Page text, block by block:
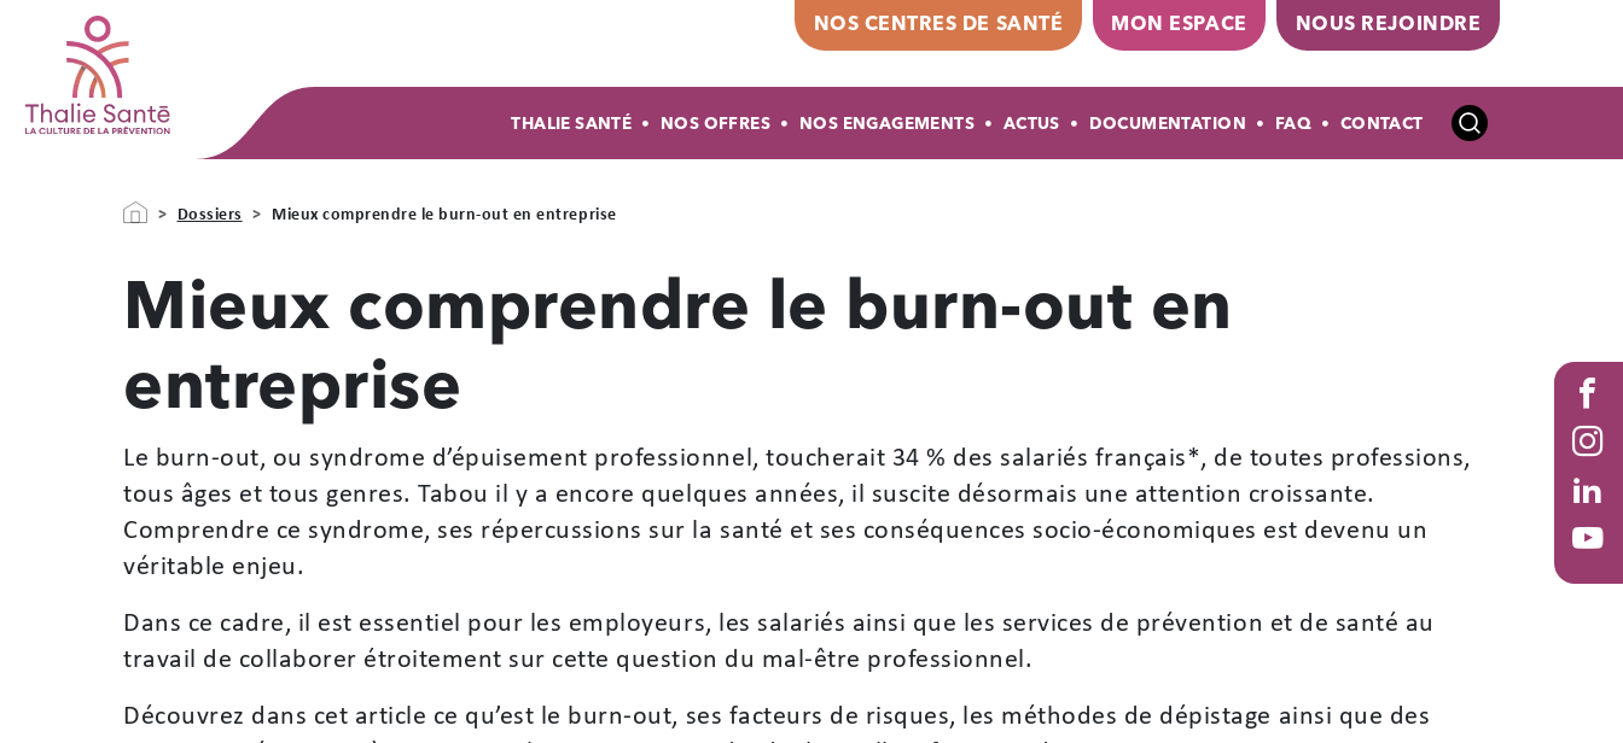
Aller au contenu principal Top header
NOS CENTRES DE SANTÉ MON ESPACE NOUS REJOINDRE
THALIE SANTÉ NOS OFFRES NOS ENGAGEMENTS ACTUS DOCUMENTATION FAQ CONTACT
Fil d'Ariane
Dossiers Mieux comprendre le burn-out en entreprise
Mieux comprendre le burn-out en
entreprise
Le burn-out, ou syndrome d’épuisement professionnel, toucherait 34 % des salariés français*, de toutes professions,
tous âges et tous genres. Tabou il y a encore quelques années, il suscite désormais une attention croissante.
Comprendre ce syndrome, ses répercussions sur la santé et ses conséquences socio-économiques est devenu un
véritable enjeu.
Dans ce cadre, il est essentiel pour les employeurs, les salariés ainsi que les services de prévention et de santé au
travail de collaborer étroitement sur cette question du mal-être professionnel.
Découvrez dans cet article ce qu’est le burn-out, ses facteurs de risques, les méthodes de dépistage ainsi que des
in